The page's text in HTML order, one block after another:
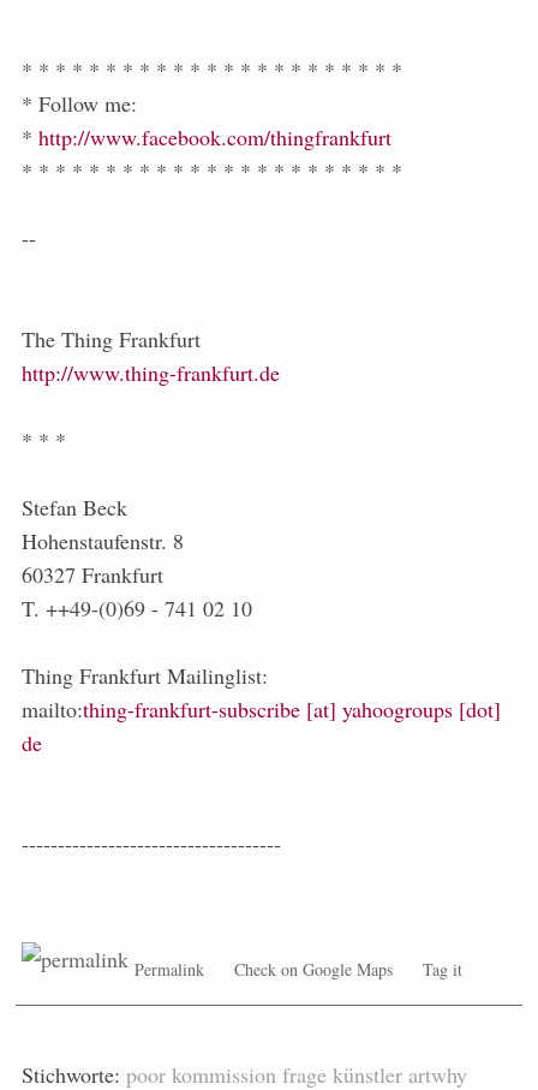
* * * * * * * * * * * * * * * * * * * * * * *
* Follow me:
* http://www.facebook.com/thingfrankfurt
* * * * * * * * * * * * * * * * * * * * * * *
--
The Thing Frankfurt
http://www.thing-frankfurt.de
* * *
Stefan Beck
Hohenstaufenstr. 8
60327 Frankfurt
T. ++49-(0)69 - 741 02 10
Thing Frankfurt Mailinglist:
mailto:thing-frankfurt-subscribe [at] yahoogroups [dot]
de
------------------------------------
Permalink Check on Google Maps Tag it
Stichworte: poor kommission frage künstler artwhy